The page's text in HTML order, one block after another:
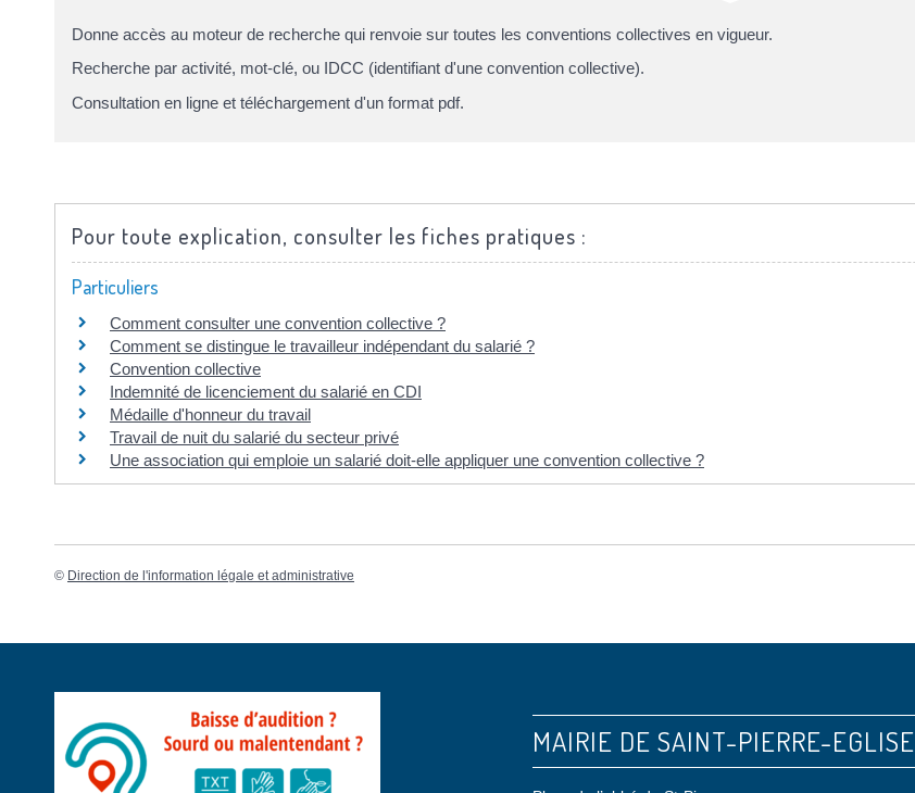
Donne accès au moteur de recherche qui renvoie sur toutes les conventions collectives en vigueur.
Recherche par activité, mot-clé, ou IDCC (identifiant d'une convention collective).
Consultation en ligne et téléchargement d'un format pdf.
Pour toute explication, consulter les fiches pratiques :
Particuliers
Comment consulter une convention collective ?
Comment se distingue le travailleur indépendant du salarié ?
Convention collective
Indemnité de licenciement du salarié en CDI
Médaille d'honneur du travail
Travail de nuit du salarié du secteur privé
Une association qui emploie un salarié doit-elle appliquer une convention collective ?
© Direction de l'information légale et administrative
MAIRIE DE SAINT-PIERRE-EGLISE